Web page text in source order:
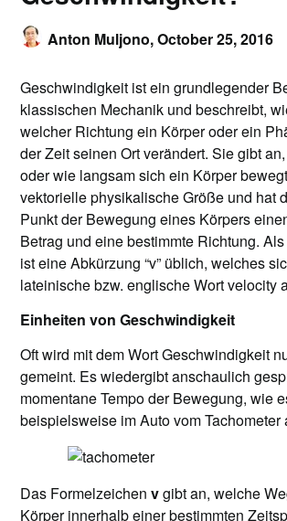
Anton Muljono,October 25, 2016
Geschwindigkeit ist ein grundlegender
klassischen Mechanik und beschreibt,
welcher Richtung ein Körper oder ein
der Zeit seinen Ort verändert. Sie gibt
oder wie langsam sich ein Körper
vektorielle physikalische Größe und hat
Punkt der Bewegung eines Körpers
Betrag und eine bestimmte Richtung.
ist eine Abkürzung “v” üblich, welches
lateinische bzw. englische Wort velocity
Einheiten von Geschwindigkeit
Oft wird mit dem Wort Geschwindigkeit
gemeint. Es wiedergibt anschaulich
momentane Tempo der Bewegung, wie
beispielsweise im Auto vom Tachometer
Das Formelzeichenvgibt an, welche
Körper innerhalb einer bestimmten